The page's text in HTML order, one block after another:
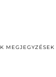
MEGJEGYZÉSEK